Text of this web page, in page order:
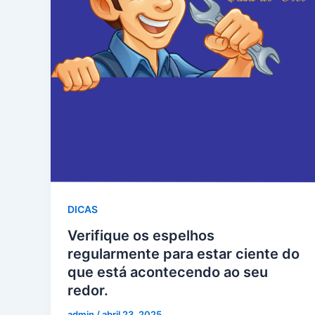
DICAS
Verifique os espelhos
regularmente para estar ciente do
que está acontecendo ao seu
redor.